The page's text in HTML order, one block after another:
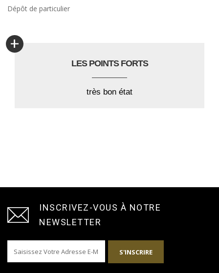
Dépôt de particulier
+
LES POINTS FORTS
très bon état
INSCRIVEZ-VOUS À NOTRE
NEWSLETTER
S'INSCRIRE